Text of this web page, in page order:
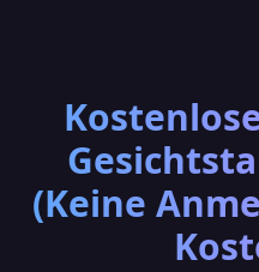
(Keine